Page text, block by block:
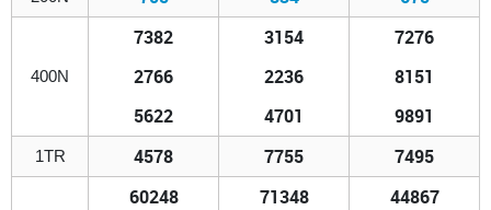
400N
7382
2766
5622
3154
2236
4701
7276
8151
9891
1TR 4578 7755 7495
60248
71348
44867